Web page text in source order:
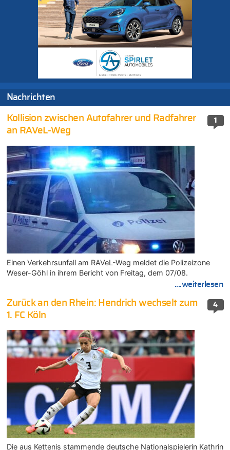
Nachrichten
1
Kollision zwischen Autofahrer und Radfahrer
an RAVeL-Weg
Einen Verkehrsunfall am RAVeL-Weg meldet die Polizeizone
Weser-Göhl in ihrem Bericht von Freitag, dem 07/08.
....weiterlesen
4
Zurück an den Rhein: Hendrich wechselt zum
1. FC Köln
Die aus Kettenis stammende deutsche Nationalspielerin Kathrin